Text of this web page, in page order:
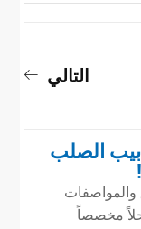
التالي
الصلب
مخصصاً